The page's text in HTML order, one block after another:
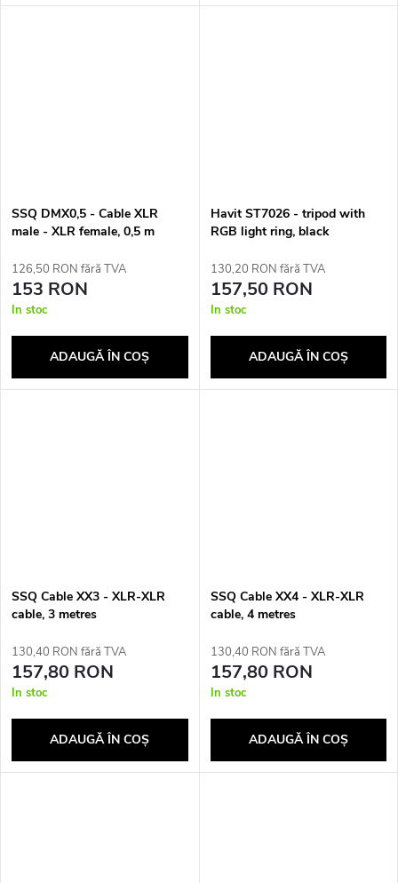
SSQ DMX0,5 - Cable XLR
male - XLR female, 0,5 m
126,50 RON fără TVA
153 RON
In stoc
ADAUGĂ ÎN COŞ
Havit ST7026 - tripod with
RGB light ring, black
130,20 RON fără TVA
157,50 RON
In stoc
ADAUGĂ ÎN COŞ
SSQ Cable XX3 - XLR-XLR
cable, 3 metres
130,40 RON fără TVA
157,80 RON
In stoc
ADAUGĂ ÎN COŞ
SSQ Cable XX4 - XLR-XLR
cable, 4 metres
130,40 RON fără TVA
157,80 RON
In stoc
ADAUGĂ ÎN COŞ